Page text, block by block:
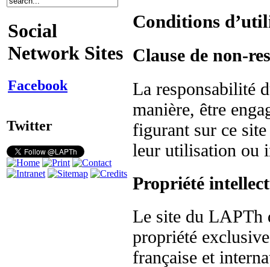
Social
Network Sites
Facebook
Twitter
Conditions
Clause de non-
La responsabilité
manière, être
figurant sur ce
leur utilisation ou
Propriété
Le site du LAPTh
propriété
française et